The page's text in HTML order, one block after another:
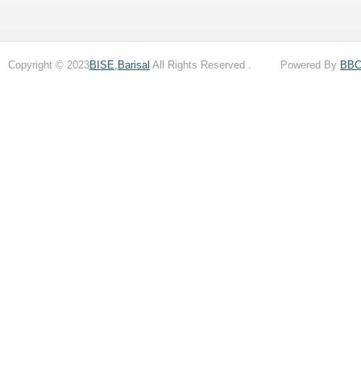
Copyright © 2023BISE,Barisal All Rights Reserved . Powered By